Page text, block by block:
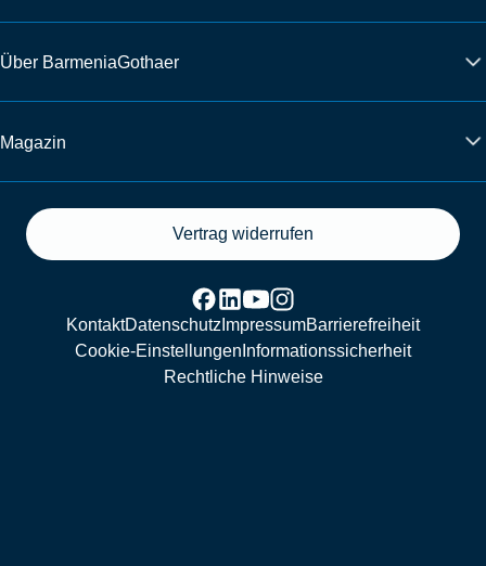
Über BarmeniaGothaer
Magazin
Vertrag widerrufen
KontaktDatenschutz ImpressumBarrierefreiheit
Cookie-Einstellungen Informationssicherheit
Rechtliche Hinweise